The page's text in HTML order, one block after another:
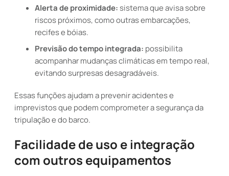
Alerta de proximidade:sistema que avisa sobre
riscos próximos, como outras embarcações,
recifes e bóias.
Previsão do tempo integrada: possibilita
acompanhar mudanças climáticas em tempo real,
evitando surpresas desagradáveis.
Essas funções ajudam a prevenir acidentes e
imprevistos que podem comprometer a segurança da
tripulação e do barco.
Facilidade de uso e integração
com outros equipamentos